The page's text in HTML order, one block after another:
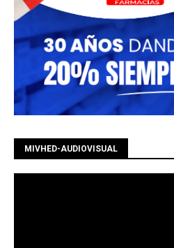
MIVHED-AUDIOVISUAL